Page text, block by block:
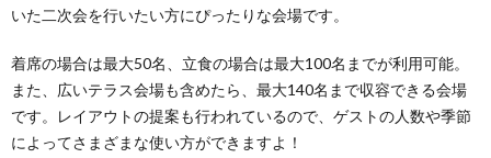
いた二次会を行いたい方にぴったりな会場です。
着席の場合は最大50名、立食の場合は最大100名までが利用可能。
また、広いテラス会場も含めたら、最大140名まで収容できる会場
です。レイアウトの提案も行われているので、ゲストの人数や季節
によってさまざまな使い方ができますよ！